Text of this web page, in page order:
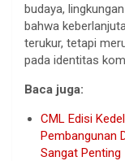
budaya,
bahwa
terukur, tetapi
pada identitas
Baca juga:
CML Edisi
Pembangunan
Sangat Penting